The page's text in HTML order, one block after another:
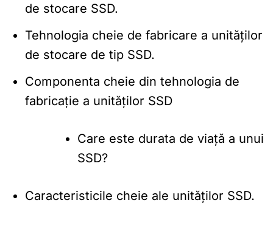
de stocare SSD.
Tehnologia cheie de fabricare a unităților
de stocare de tip SSD.
Componenta cheie din tehnologia de
fabricație a unităților SSD
Care este durata de viață a unui
SSD?
Caracteristicile cheie ale unităților SSD.